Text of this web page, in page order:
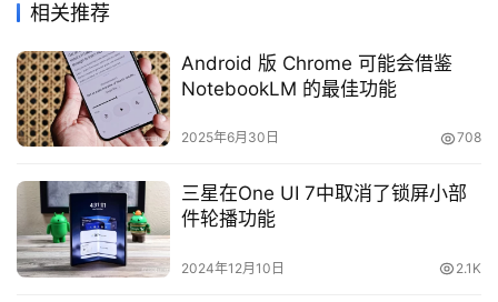
相关推荐
Android 版 Chrome 可能会借鉴
NotebookLM 的最佳功能
2025年6月30日 708
三星在One UI 7中取消了锁屏小部
件轮播功能
2024年12月10日 2.1K